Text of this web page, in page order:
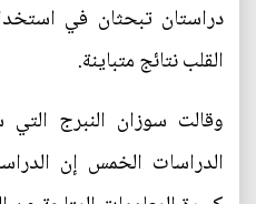
دراستان تبحثان في
القلب نتائج متباينة.
وقالت سوزان النبرج
الدراسات الخمس إن